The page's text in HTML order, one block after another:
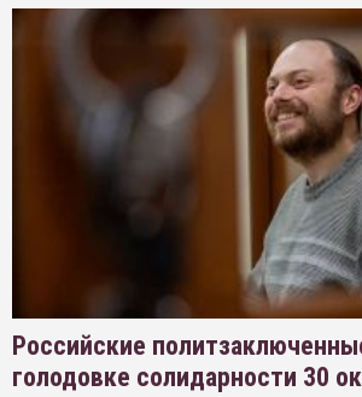
Российские
голодовке солидарности 30